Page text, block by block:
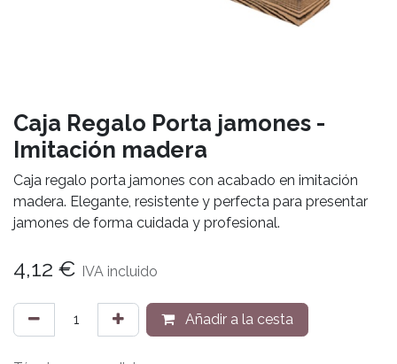
Caja Regalo Porta jamones -
Imitación madera
Caja regalo porta jamones con acabado en imitación
madera. Elegante, resistente y perfecta para presentar
jamones de forma cuidada y profesional.
4,12 € IVA incluido
Añadir a la cesta